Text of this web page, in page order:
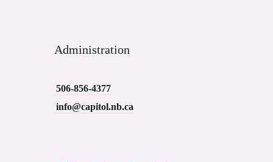
Administration
506-856-4377
info@capitol.nb.ca